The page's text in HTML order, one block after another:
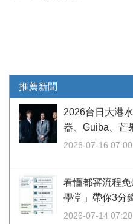
推薦新聞
2026台日大港
器、Guiba、芒
2026-07-16 07:00
看懂都審流程
學堂」帶你3分
2026-07-14 07:20